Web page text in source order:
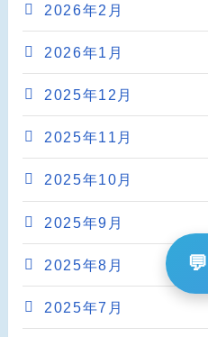
2026年2月
2026年1月
2025年12月
2025年11月
2025年10月
2025年9月
2025年8月
2025年7月
💬